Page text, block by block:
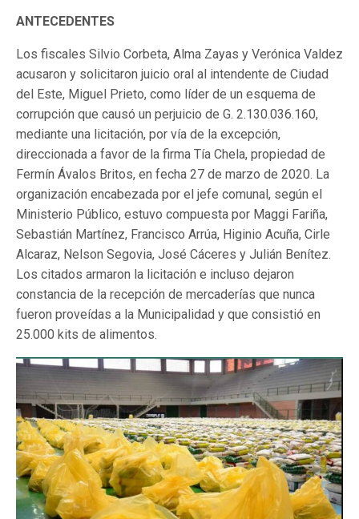
ANTECEDENTES
Los fiscales Silvio Corbeta, Alma Zayas y Verónica Valdez
acusaron y solicitaron juicio oral al intendente de Ciudad
del Este, Miguel Prieto, como líder de un esquema de
corrupción que causó un perjuicio de G. 2.130.036.160,
mediante una licitación, por vía de la excepción,
direccionada a favor de la firma Tía Chela, propiedad de
Fermín Ávalos Britos, en fecha 27 de marzo de 2020. La
organización encabezada por el jefe comunal, según el
Ministerio Público, estuvo compuesta por Maggi Fariña,
Sebastián Martínez, Francisco Arrúa, Higinio Acuña, Cirle
Alcaraz, Nelson Segovia, José Cáceres y Julián Benítez.
Los citados armaron la licitación e incluso dejaron
constancia de la recepción de mercaderías que nunca
fueron proveídas a la Municipalidad y que consistió en
25.000 kits de alimentos.